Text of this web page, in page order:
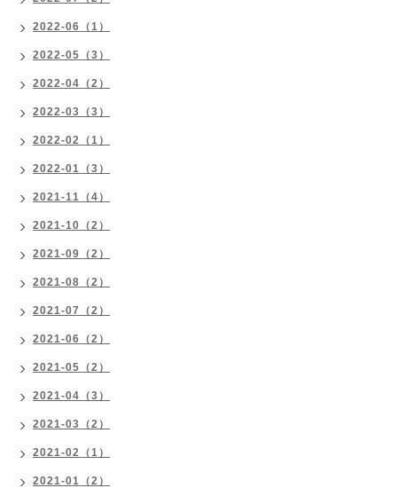
2022-06（1）
2022-05（3）
2022-04（2）
2022-03（3）
2022-02（1）
2022-01（3）
2021-11（4）
2021-10（2）
2021-09（2）
2021-08（2）
2021-07（2）
2021-06（2）
2021-05（2）
2021-04（3）
2021-03（2）
2021-02（1）
2021-01（2）